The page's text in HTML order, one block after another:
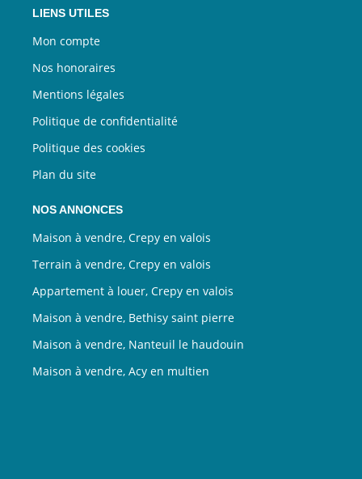
LIENS UTILES
Mon compte
Nos honoraires
Mentions légales
Politique de confidentialité
Politique des cookies
Plan du site
NOS ANNONCES
Maison à vendre, Crepy en valois
Terrain à vendre, Crepy en valois
Appartement à louer, Crepy en valois
Maison à vendre, Bethisy saint pierre
Maison à vendre, Nanteuil le haudouin
Maison à vendre, Acy en multien